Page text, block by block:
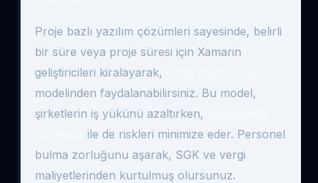
Proje bazlı yazılım çözümleri sayesinde, belirli
bir süre veya proje süresi için Xamarin
geliştiricileri kiralayarak,
modelinden faydalanabilirsiniz. Bu model,
şirketlerin iş yükünü azaltırken,
ile de riskleri minimize eder. Personel
bulma zorluğunu aşarak, SGK ve vergi
maliyetlerinden kurtulmuş olursunuz.